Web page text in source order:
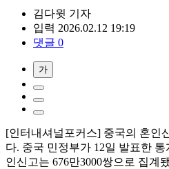
김다윗 기자
입력 2026.02.12 19:19
댓글 0
가
[인터내셔널포커스] 중국의 혼인
다. 중국 민정부가 12일 발표한
인신고는 676만3000쌍으로 집계